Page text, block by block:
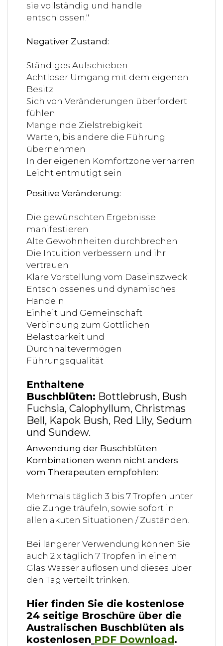
sie vollständig und handle
entschlossen."
Negativer Zustand:
Ständiges Aufschieben
Achtloser Umgang mit dem eigenen
Besitz
Sich von Veränderungen überfordert
fühlen
Mangelnde Zielstrebigkeit
Warten, bis andere die Führung
übernehmen
In der eigenen Komfortzone verharren
Leicht entmutigt sein
Positive Veränderung:
Die gewünschten Ergebnisse
manifestieren
Alte Gewohnheiten durchbrechen
Die Intuition verbessern und ihr
vertrauen
Klare Vorstellung vom Daseinszweck
Entschlossenes und dynamisches
Handeln
Einheit und Gemeinschaft
Verbindung zum Göttlichen
Belastbarkeit und
Durchhaltevermögen
Führungsqualität
Enthaltene
Buschblüten: Bottlebrush, Bush
Fuchsia, Calophyllum, Christmas
Bell, Kapok Bush, Red Lily, Sedum
und Sundew.
Anwendung der Buschblüten
Kombinationen wenn nicht anders
vom Therapeuten empfohlen:
Mehrmals täglich 3 bis 7 Tropfen unter
die Zunge träufeln, sowie sofort in
allen akuten Situationen / Zuständen.
Bei längerer Verwendung können Sie
auch 2 x täglich 7 Tropfen in einem
Glas Wasser auflösen und dieses über
den Tag verteilt trinken.
Hier finden Sie die kostenlose
24 seitige Broschüre über die
Australischen Buschblüten als
kostenlosen PDF Download.